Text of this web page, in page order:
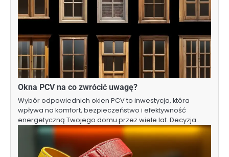
Okna PCV na co zwrócić uwagę?
Wybór odpowiednich okien PCV to inwestycja, która
wpływa na komfort, bezpieczeństwo i efektywność
energetyczną Twojego domu przez wiele lat. Decyzja…